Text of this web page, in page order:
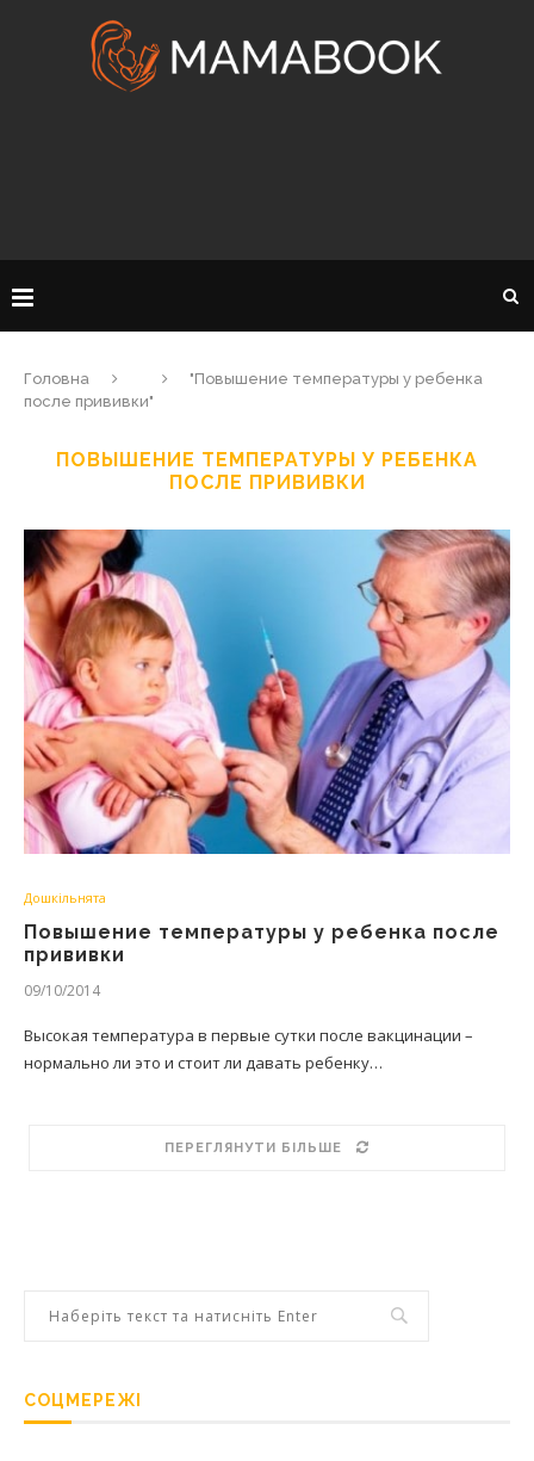
Головна
"Повышение температуры у ребенка
после прививки"
ПОВЫШЕНИЕ ТЕМПЕРАТУРЫ У РЕБЕНКА
ПОСЛЕ ПРИВИВКИ
Дошкільнята
Повышение температуры у ребенка после
прививки
09/10/2014
Высокая температура в первые сутки после вакцинации –
нормально ли это и стоит ли давать ребенку…
ПЕРЕГЛЯНУТИ БІЛЬШЕ
СОЦМЕРЕЖІ